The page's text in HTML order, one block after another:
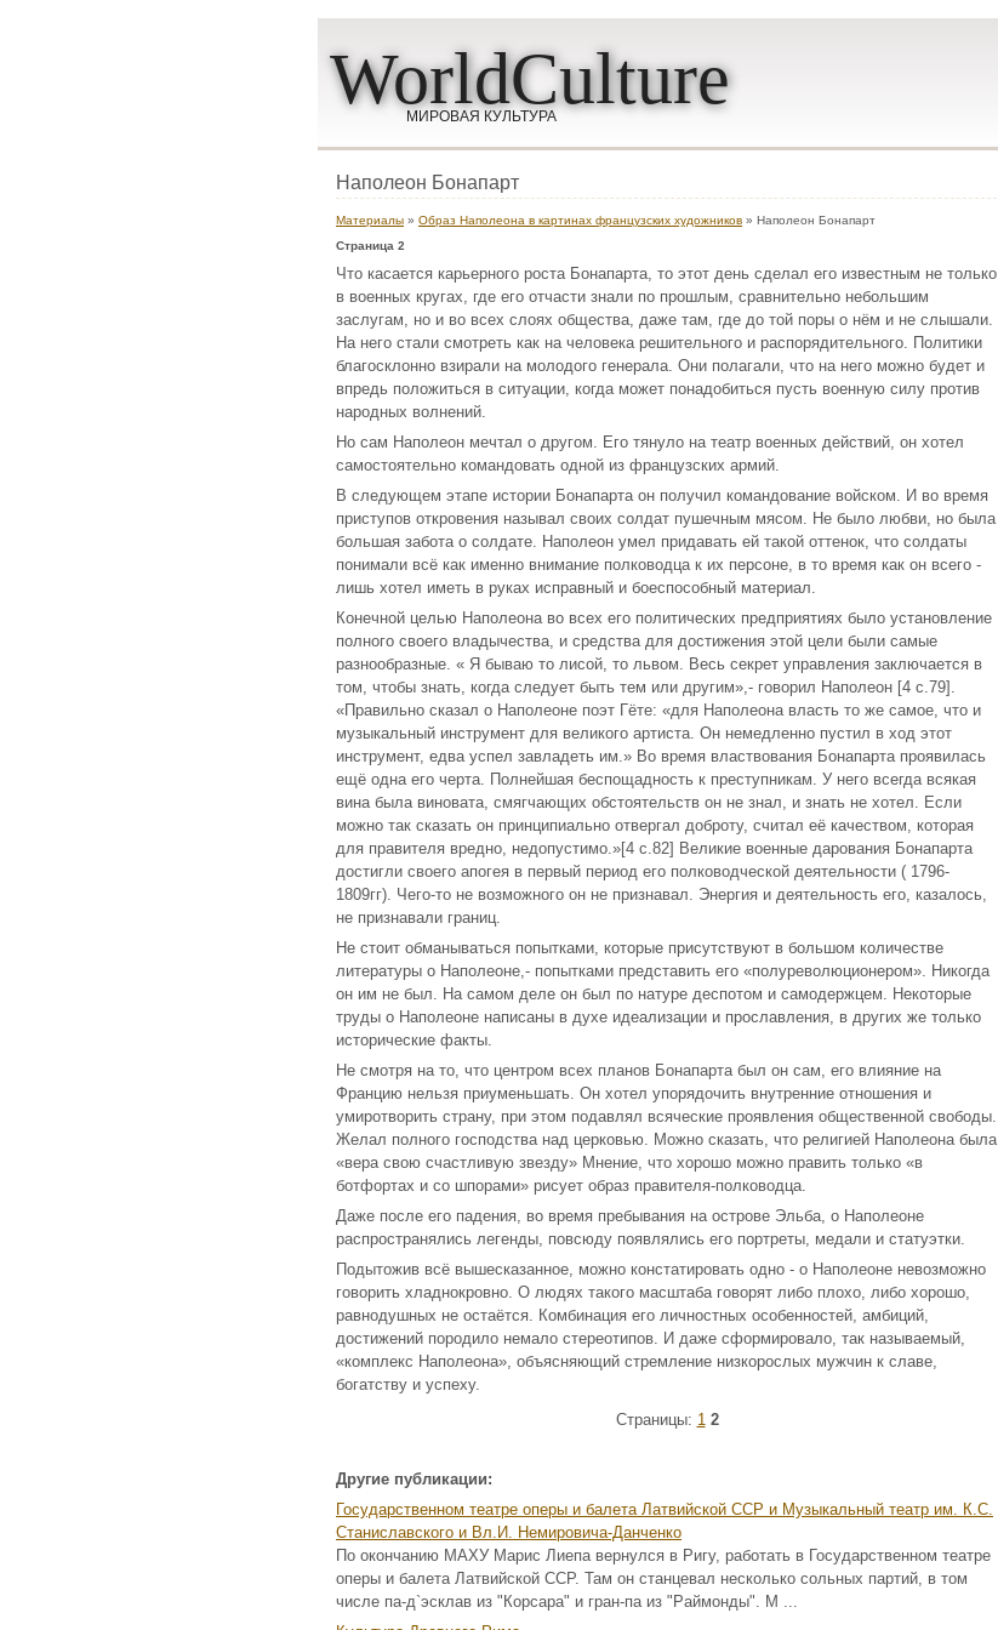
WorldCulture
МИРОВАЯ КУЛЬТУРА
Наполеон Бонапарт
Материалы » Образ Наполеона в картинах французских художников » Наполеон Бонапарт
Страница 2
Что касается карьерного роста Бонапарта, то этот день сделал его известным не только
в военных кругах, где его отчасти знали по прошлым, сравнительно небольшим
заслугам, но и во всех слоях общества, даже там, где до той поры о нём и не слышали.
На него стали смотреть как на человека решительного и распорядительного. Политики
благосклонно взирали на молодого генерала. Они полагали, что на него можно будет и
впредь положиться в ситуации, когда может понадобиться пусть военную силу против
народных волнений.
Но сам Наполеон мечтал о другом. Его тянуло на театр военных действий, он хотел
самостоятельно командовать одной из французских армий.
В следующем этапе истории Бонапарта он получил командование войском. И во время
приступов откровения называл своих солдат пушечным мясом. Не было любви, но была
большая забота о солдате. Наполеон умел придавать ей такой оттенок, что солдаты
понимали всё как именно внимание полководца к их персоне, в то время как он всего -
лишь хотел иметь в руках исправный и боеспособный материал.
Конечной целью Наполеона во всех его политических предприятиях было установление
полного своего владычества, и средства для достижения этой цели были самые
разнообразные. « Я бываю то лисой, то львом. Весь секрет управления заключается в
том, чтобы знать, когда следует быть тем или другим»,- говорил Наполеон [4 c.79].
«Правильно сказал о Наполеоне поэт Гёте: «для Наполеона власть то же самое, что и
музыкальный инструмент для великого артиста. Он немедленно пустил в ход этот
инструмент, едва успел завладеть им.» Во время властвования Бонапарта проявилась
ещё одна его черта. Полнейшая беспощадность к преступникам. У него всегда всякая
вина была виновата, смягчающих обстоятельств он не знал, и знать не хотел. Если
можно так сказать он принципиально отвергал доброту, считал её качеством, которая
для правителя вредно, недопустимо.»[4 с.82] Великие военные дарования Бонапарта
достигли своего апогея в первый период его полководческой деятельности ( 1796-
1809гг). Чего-то не возможного он не признавал. Энергия и деятельность его, казалось,
не признавали границ.
Не стоит обманываться попытками, которые присутствуют в большом количестве
литературы о Наполеоне,- попытками представить его «полуреволюционером». Никогда
он им не был. На самом деле он был по натуре деспотом и самодержцем. Некоторые
труды о Наполеоне написаны в духе идеализации и прославления, в других же только
исторические факты.
Не смотря на то, что центром всех планов Бонапарта был он сам, его влияние на
Францию нельзя приуменьшать. Он хотел упорядочить внутренние отношения и
умиротворить страну, при этом подавлял всяческие проявления общественной свободы.
Желал полного господства над церковью. Можно сказать, что религией Наполеона была
«вера свою счастливую звезду» Мнение, что хорошо можно править только «в
ботфортах и со шпорами» рисует образ правителя-полководца.
Даже после его падения, во время пребывания на острове Эльба, о Наполеоне
распространялись легенды, повсюду появлялись его портреты, медали и статуэтки.
Подытожив всё вышесказанное, можно констатировать одно - о Наполеоне невозможно
говорить хладнокровно. О людях такого масштаба говорят либо плохо, либо хорошо,
равнодушных не остаётся. Комбинация его личностных особенностей, амбиций,
достижений породило немало стереотипов. И даже сформировало, так называемый,
«комплекс Наполеона», объясняющий стремление низкорослых мужчин к славе,
богатству и успеху.
Страницы: 1 2
Другие публикации:
Государственном театре оперы и балета Латвийской ССР и Музыкальный театр им. К.С.
Станиславского и Вл.И. Немировича-Данченко
По окончанию МАХУ Марис Лиепа вернулся в Ригу, работать в Государственном театре
оперы и балета Латвийской ССР. Там он станцевал несколько сольных партий, в том
числе па-д`эсклав из "Корсара" и гран-па из "Раймонды". М ...